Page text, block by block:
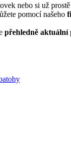
nebo si už
pomocí našeho
přehledně aktuální